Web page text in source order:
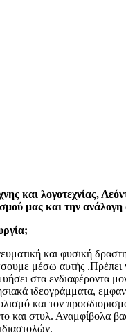
και λογοτεχνίας,
μας και την
και φυσική
μέσω αυτής .Πρέπει
στα ενδιαφέροντα
ιδεογράμματα,
και τον
και στυλ. Αναμφίβολα